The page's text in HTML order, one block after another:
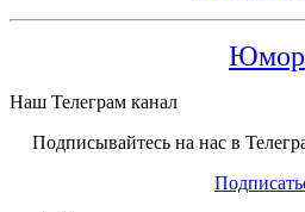
Юмор
Наш Телеграм канал
Подписывайтесь на нас в